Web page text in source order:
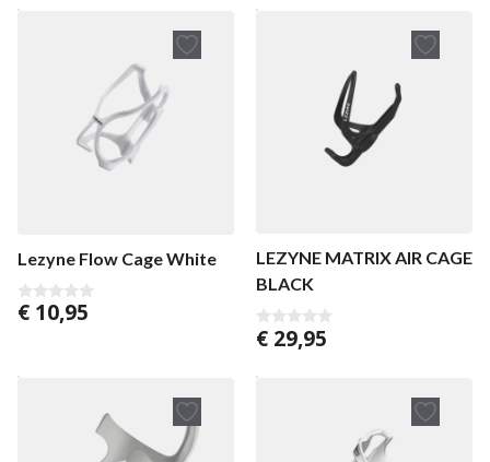
Lezyne Flow Cage White
0
€ 10,95
LEZYNE MATRIX AIR CAGE
BLACK
0
v
n
€ 29,95